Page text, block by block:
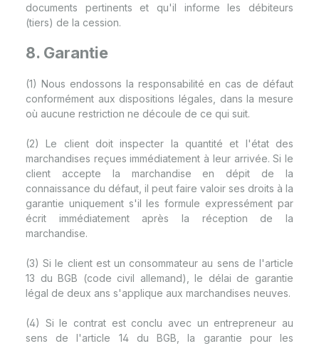
documents pertinents et qu'il informe les débiteurs
(tiers) de la cession.
8. Garantie
(1) Nous endossons la responsabilité en cas de défaut
conformément aux dispositions légales, dans la mesure
où aucune restriction ne découle de ce qui suit.
(2) Le client doit inspecter la quantité et l'état des
marchandises reçues immédiatement à leur arrivée. Si le
client accepte la marchandise en dépit de la
connaissance du défaut, il peut faire valoir ses droits à la
garantie uniquement s'il les formule expressément par
écrit immédiatement après la réception de la
marchandise.
(3) Si le client est un consommateur au sens de l'article
13 du BGB (code civil allemand), le délai de garantie
légal de deux ans s'applique aux marchandises neuves.
(4) Si le contrat est conclu avec un entrepreneur au
sens de l'article 14 du BGB, la garantie pour les